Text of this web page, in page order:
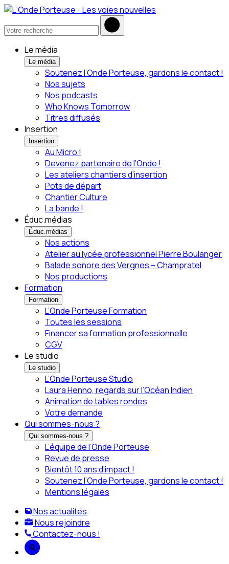
Le média
Le média
Soutenez l’Onde Porteuse, gardons le contact !
Nos sujets
Nos podcasts
Who Knows Tomorrow
Titres diffusés
Insertion
Insertion
Au Micro !
Devenez partenaire de l’Onde !
Les ateliers chantiers d’insertion
Pots de départ
Chantier Culture
La bande !
Éduc.médias
Éduc.médias
Nos actions
Atelier au lycée professionnel Pierre Boulanger
Balade sonore des Vergnes – Champratel
Nos productions
Formation
Formation
L’Onde Porteuse Formation
Toutes les sessions
Financer sa formation professionnelle
CGV
Le studio
Le studio
L’Onde Porteuse Studio
Laura Henno, regards sur l’Océan Indien
Animation de tables rondes
Votre demande
Qui sommes-nous ?
Qui sommes-nous ?
L’équipe de l’Onde Porteuse
Revue de presse
Bientôt 10 ans d’impact !
Soutenez l’Onde Porteuse, gardons le contact !
Mentions légales
Nos actualités
Nous rejoindre
Contactez-nous !